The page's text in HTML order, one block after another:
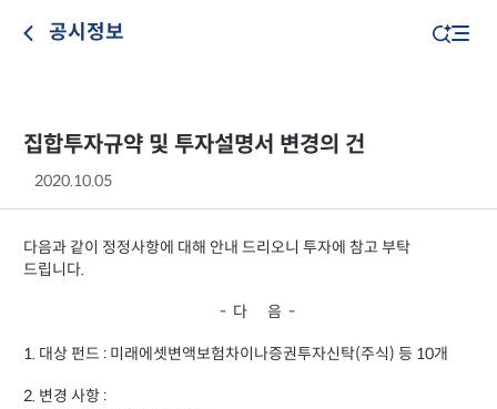
공시정보
집합투자규약 및 투자설명서 변경의 건
2020.10.05
다음과 같이 정정사항에 대해 안내 드리오니 투자에 참고 부탁
드립니다.
- 다 음 -
1. 대상 펀드 : 미래에셋변액보험차이나증권투자신탁(주식) 등 10개
2. 변경 사항 :